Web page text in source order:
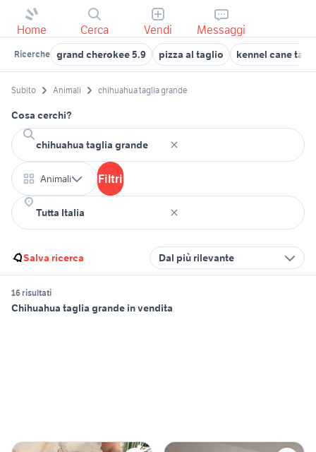
Home Cerca Vendi Messaggi
Ricerche grand cherokee 5.9 pizza al taglio kennel cane
Subito Animali chihuahua taglia grande
Cosa cerchi?
Animali Filtri
Salva ricerca Dal più rilevante
16 risultati
Chihuahua taglia grande in vendita